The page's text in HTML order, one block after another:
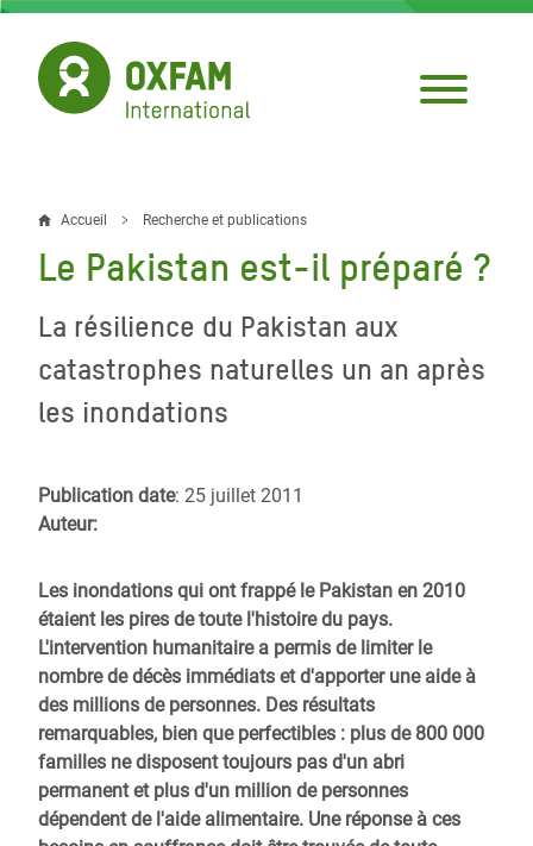
Aller
contenu
principal
Fil
d'Ariane
Accueil Recherche et publications
Le Pakistan est-il préparé ?
La résilience du Pakistan aux
catastrophes naturelles un an après
les inondations
Publication date: 25 juillet 2011
Auteur:
Les inondations qui ont frappé le Pakistan en 2010
étaient les pires de toute l'histoire du pays.
L'intervention humanitaire a permis de limiter le
nombre de décès immédiats et d'apporter une aide à
des millions de personnes. Des résultats
remarquables, bien que perfectibles : plus de 800 000
familles ne disposent toujours pas d'un abri
permanent et plus d'un million de personnes
dépendent de l'aide alimentaire. Une réponse à ces